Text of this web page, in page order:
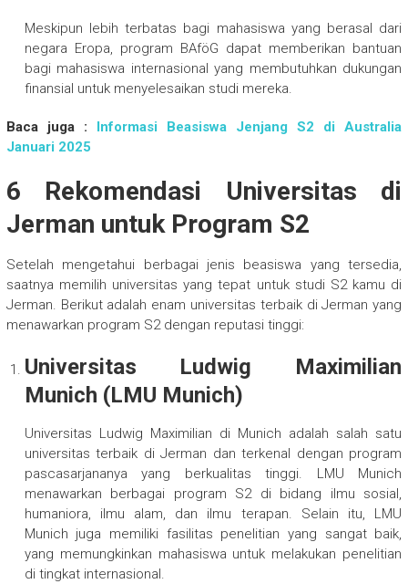
Meskipun lebih terbatas bagi mahasiswa yang berasal dari
negara Eropa, program BAföG dapat memberikan bantuan
bagi mahasiswa internasional yang membutuhkan dukungan
finansial untuk menyelesaikan studi mereka.
Baca juga :
Informasi Beasiswa Jenjang S2 di Australia
Januari 2025
6 Rekomendasi Universitas di
Jerman untuk Program S2
Setelah mengetahui berbagai jenis beasiswa yang tersedia,
saatnya memilih universitas yang tepat untuk studi S2 kamu di
Jerman. Berikut adalah enam universitas terbaik di Jerman yang
menawarkan program S2 dengan reputasi tinggi:
Universitas Ludwig Maximilian
Munich (LMU Munich)
Universitas Ludwig Maximilian di Munich adalah salah satu
universitas terbaik di Jerman dan terkenal dengan program
pascasarjananya yang berkualitas tinggi. LMU Munich
menawarkan berbagai program S2 di bidang ilmu sosial,
humaniora, ilmu alam, dan ilmu terapan. Selain itu, LMU
Munich juga memiliki fasilitas penelitian yang sangat baik,
yang memungkinkan mahasiswa untuk melakukan penelitian
di tingkat internasional.